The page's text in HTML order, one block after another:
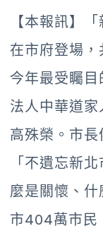
【本報訊】
在市府登場
今年最受矚
法人中華道
高殊榮。市
「不遺忘新
麼是關懷、
市404萬市民